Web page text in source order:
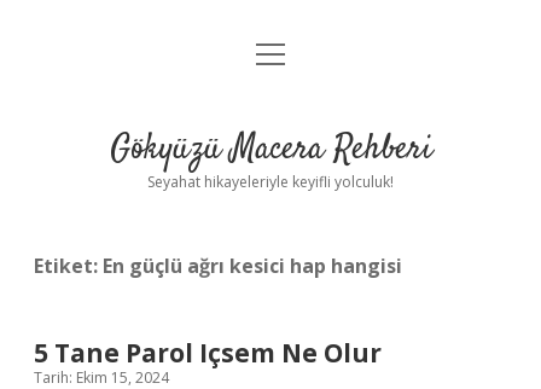
Anasayfa
Yasal Uyarı
menüyü
Gökyüzü Macera Rehberi
Seyahat hikayeleriyle keyifli yolculuk!
Etiket: En güçlü ağrı kesici hap hangisi
5 Tane Parol Içsem Ne Olur
Tarih: Ekim 15, 2024